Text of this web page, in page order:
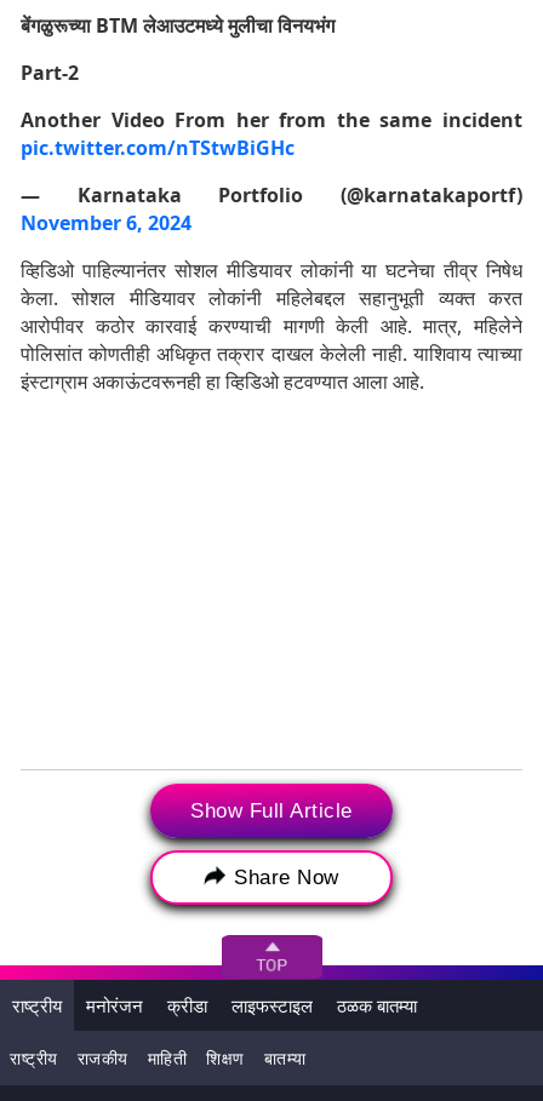
बेंगळुरूच्या BTM लेआउटमध्ये मुलीचा विनयभंग
Part-2
Another Video From her from the same incident
pic.twitter.com/nTStwBiGHc
— Karnataka Portfolio (@karnatakaportf)
November 6, 2024
व्हिडिओ पाहिल्यानंतर सोशल मीडियावर लोकांनी या घटनेचा तीव्र निषेध
केला. सोशल मीडियावर लोकांनी महिलेबद्दल सहानुभूती व्यक्त करत
आरोपीवर कठोर कारवाई करण्याची मागणी केली आहे.मात्र, महिलेने
पोलिसांत कोणतीही अधिकृत तक्रार दाखल केलेली नाही. याशिवाय त्याच्या
इंस्टाग्राम अकाऊंटवरूनही हा व्हिडिओ हटवण्यात आला आहे.
Bengaluru harassment incident Girl
molested in BTM Layout latest news today
Neha Biswal Instagram video
sexual harassment in Bengaluru
Today's Headlines woman safety
BTM Layout इंस्टाग्राम वीडियो बीटीएम लेआउट
बेंगलुरु
Show Full Article
Share Now
राष्ट्रीय मनोरंजन क्रीडा लाइफस्टाइल ठळक बातम्या
राष्ट्रीय राजकीय माहिती शिक्षण बातम्या